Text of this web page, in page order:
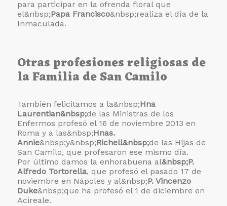
para participar en la ofrenda floral que
el&nbsp;Papa Francisco&nbsp;realiza el día de la
Inmaculada.
Otras profesiones religiosas de
la Familia de San Camilo
También felicitamos a la&nbsp;Hna
Laurentian&nbsp;de las Ministras de los
Enfermos profesó el 16 de noviembre 2013 en
Roma y a las&nbsp;Hnas.
Annie&nbsp;y&nbsp;Richell&nbsp;de las Hijas de
San Camilo, que profesaron ese mismo día.
Por último damos la enhorabuena al&nbsp;P.
Alfredo Tortorella, que profesó el pasado 17 de
noviembre en Nápoles y al&nbsp;P. Vincenzo
Duke&nbsp;que ha profesó el 1 de diciembre en
Acireale.